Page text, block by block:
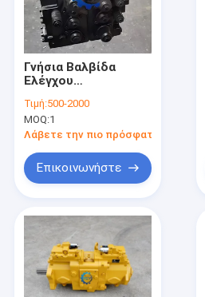
Προϊόντα
Βίντεο
Γνήσια Βαλβίδα
Ελέγχου
Kobelco Sk330-10
Τιμή:500-2000
MOQ:1
Λάβετε την πιο πρόσφατη τιμή
Επικοινωνήστε